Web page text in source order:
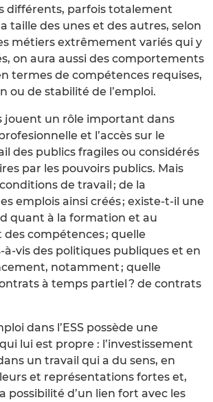
différents, parfois totalement
taille des unes et des autres, selon
métiers extrêmement variés qui y
on aura aussi des comportements
termes de compétences requises,
ou de stabilité de l’emploi.
jouent un rôle important dans
et l’accès sur le
des publics fragiles ou considérés
par les pouvoirs publics. Mais
de travail ; de la
emplois ainsi créés ; existe-t-il une
quant à la formation et au
compétences ; quelle
à-vis des politiques publiques et en
notamment ; quelle
à temps partiel ? de contrats
dans l’ESS possède une
lui est propre : l’investissement
un travail qui a du sens, en
et représentations fortes et,
possibilité d’un lien fort avec les